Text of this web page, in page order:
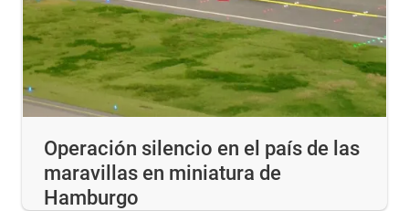
Operación silencio en el país de las
maravillas en miniatura de
Hamburgo